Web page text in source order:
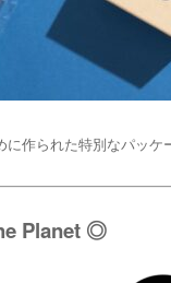
に作られた特別なパッケ
Planet ◎